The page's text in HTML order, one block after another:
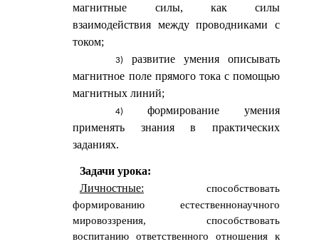
магнитные силы, как силы
взаимодействия между проводниками с
током;
развитие умения описывать
магнитное поле прямого тока с помощью
магнитных линий;
формирование умения
применять знания в практических
заданиях.
Задачи урока:
Личностные:
способствовать
формированию естественнонаучного
мировоззрения, способствовать
воспитанию ответственного отношения к